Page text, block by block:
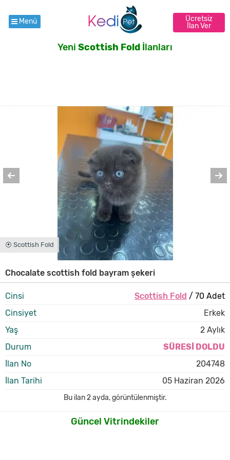
Menü
Ücretsiz
İlan Ver
Yeni Scottish Fold İlanları
⦿ Scottish Fold
Chocalate scottish fold bayram şekeri
Cinsi Scottish Fold / 70 Adet
Cinsiyet
Erkek
Yaş
2 Aylık
Durum
SÜRESİ DOLDU
İlan No
204748
İlan Tarihi
05 Haziran 2026
Bu ilan2 ayda,görüntülenmiştir.
Güncel Vitrindekiler